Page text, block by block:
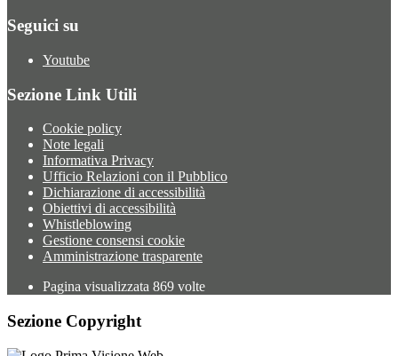
Seguici su
Youtube
Sezione Link Utili
Cookie policy
Note legali
Informativa Privacy
Ufficio Relazioni con il Pubblico
Dichiarazione di accessibilità
Obiettivi di accessibilità
Whistleblowing
Gestione consensi cookie
Amministrazione trasparente
Pagina visualizzata 869 volte
Sezione Copyright